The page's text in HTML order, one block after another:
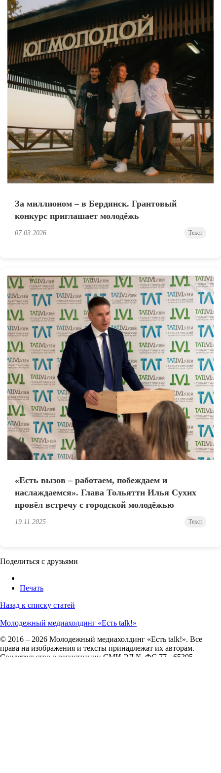
За миллионом – в Бердянск. Грантовый
конкурс приглашает молодёжь
07.03.2026 Текст
«Есть вызов – работаем, побеждаем и
наслаждаемся». Глава Тольятти Илья Сухих
провёл встречу с городской молодёжью
19.11.2025 Текст
Поделиться с друзьями
Печать
Назад к списку статей
Молодежный медиахолдинг «Есть talk!»
© 2016 – 2026 Молодежный медиахолдинг «Есть talk!». Все
права на изображения и тексты принадлежат их авторам.
Свидетельство о регистрации СМИ ЭЛ № ФС 77 - 65395.